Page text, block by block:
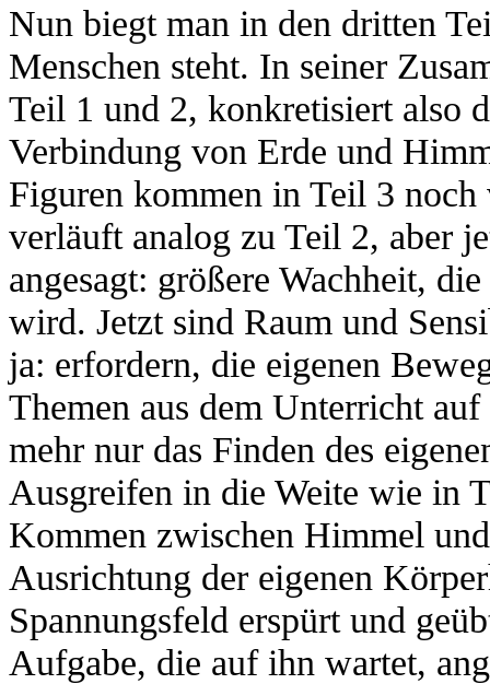
Nun biegt man in den dritten
Menschen steht. In seiner
Teil 1 und 2, konkretisiert also
Verbindung von Erde und
Figuren kommen in Teil 3
verläuft analog zu Teil 2, aber
angesagt: größere Wachheit,
wird. Jetzt sind Raum und
ja: erfordern, die eigenen
Themen aus dem Unterricht
mehr nur das Finden des
Ausgreifen in die Weite wie in
Kommen zwischen Himmel
Ausrichtung der eigenen
Spannungsfeld erspürt und
Aufgabe, die auf ihn wartet,